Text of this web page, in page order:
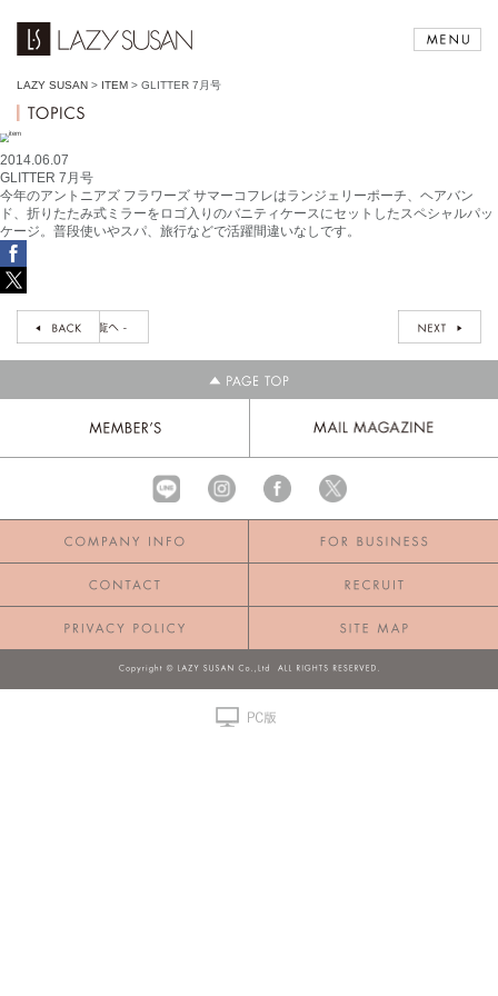
LAZY SUSAN > ITEM > GLITTER 7月号
2014.06.07
GLITTER 7月号
今年のアントニアズ フラワーズ サマーコフレはランジェリーポーチ、ヘアバン
ド、折りたたみ式ミラーをロゴ入りのバニティケースにセットしたスペシャルパッ
ケージ。普段使いやスパ、旅行などで活躍間違いなしです。